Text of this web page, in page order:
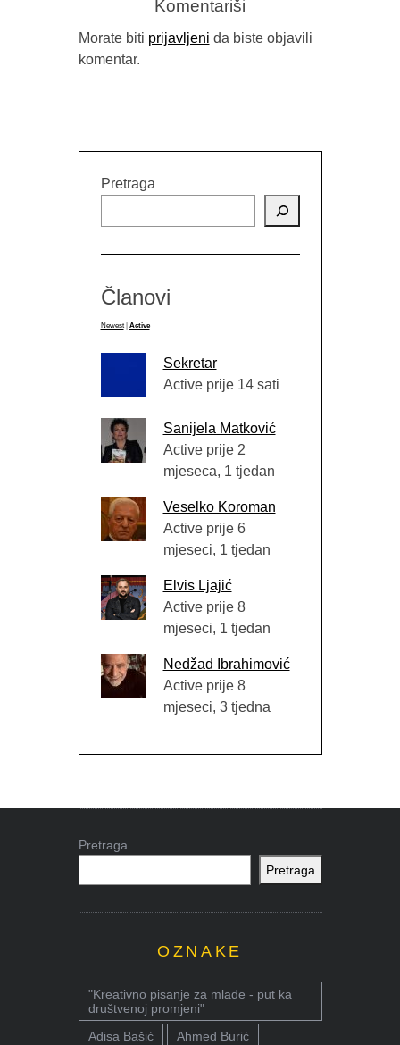
Komentariši
Morate biti prijavljeni da biste objavili
komentar.
Pretraga
Članovi
Newest Active
Sekretar
Active prije 14 sati
Sanijela Matković
Active prije 2
mjeseca, 1 tjedan
Veselko Koroman
Active prije 6
mjeseci, 1 tjedan
Elvis Ljajić
Active prije 8
mjeseci, 1 tjedan
Nedžad Ibrahimović
Active prije 8
mjeseci, 3 tjedna
Pretraga
Pretraga
OZNAKE
"Kreativno pisanje za mlade - put ka
društvenoj promjeni"
Adisa Bašić
Ahmed Burić